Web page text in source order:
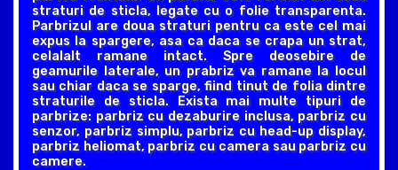
straturi de sticla, legate cu o folie transparenta.
Parbrizul are doua straturi pentru ca este cel mai
expus la spargere, asa ca daca se crapa un strat,
celalalt ramane intact. Spre deosebire de
geamurile laterale, un prabriz va ramane la locul
sau chiar daca se sparge, fiind tinut de folia dintre
straturile de sticla. Exista mai multe tipuri de
parbrize: parbriz cu dezaburire inclusa, parbriz cu
senzor, parbriz simplu, parbriz cu head-up display,
parbriz heliomat, parbriz cu camera sau parbriz cu
camere.